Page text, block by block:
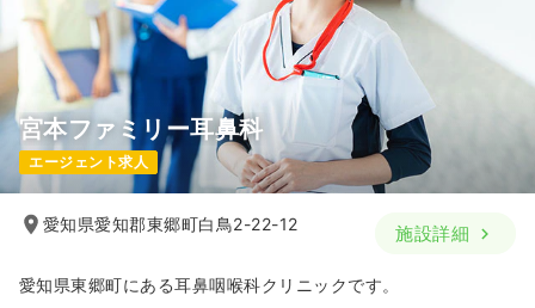
宮本ファミリー耳鼻科
エージェント求人
愛知県愛知郡東郷町白鳥2-22-12 施設詳細
愛知県東郷町にある耳鼻咽喉科クリニックです。